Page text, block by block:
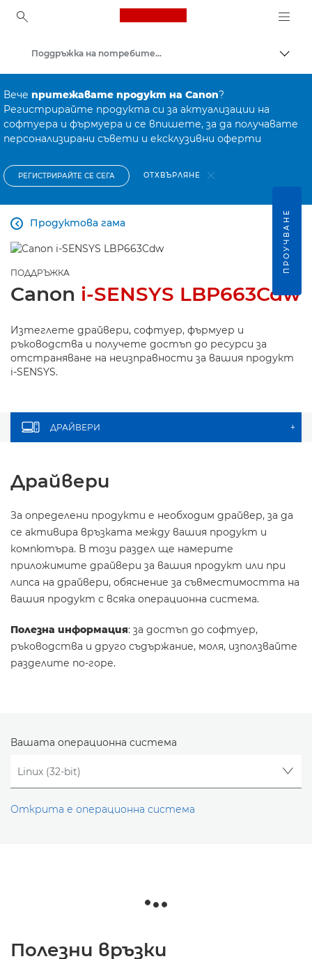
Canon Logo, back to
Поддръжка на потребителски продукти
Вече притежавате продукт на Canon?
Регистрирайте продукта си за актуализации на
софтуера и фърмуера и се впишете, за да получавате
персонализирани съвети и ексклузивни оферти
РЕГИСТРИРАЙТЕ СЕ СЕГА ОТХВЪРЛЯНЕ
Продуктова гама

ПОДДРЪЖКА
Canon i-SENSYS LBP663Cdw
Изтеглете драйвери, софтуер, фърмуер и
ръководства и получете достъп до ресурси за
отстраняване на неизправности за вашия продукт
i-SENSYS.
ДРАЙВЕРИ +
Драйвери
За определени продукти е необходим драйвер, за да
се активира връзката между вашия продукт и
компютъра. В този раздел ще намерите
приложимите драйвери за вашия продукт или при
липса на драйвери, обяснение за съвместимостта на
вашия продукт с всяка операционна система.
Полезна информация: за достъп до софтуер,
ръководства и друго съдържание, моля, използвайте
разделите по-горе.
Вашата операционна система
Открита е операционна система
Полезни връзки
ПРОУЧВАНЕ